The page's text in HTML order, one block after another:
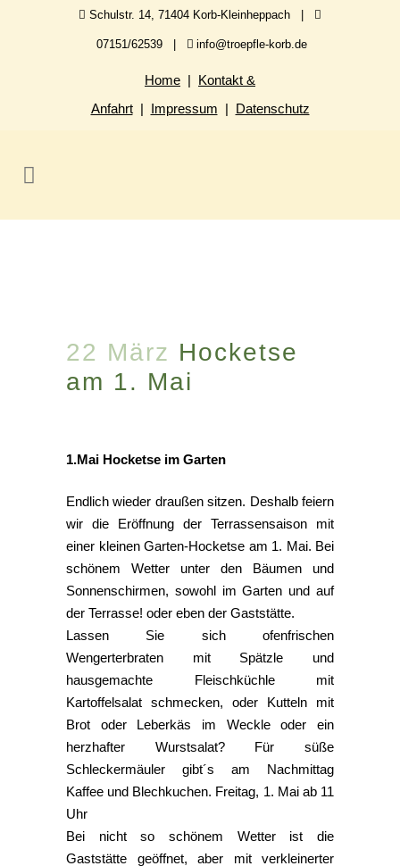
Schulstr. 14, 71404 Korb-Kleinheppach |
07151/62539 | info@troepfle-korb.de
Home | Kontakt &
Anfahrt| Impressum | Datenschutz
22 März Hocketse
am 1. Mai
1.Mai Hocketse im Garten
Endlich wieder draußen sitzen. Deshalb feiern
wir die Eröffnung der Terrassensaison mit
einer kleinen Garten-Hocketse am 1. Mai. Bei
schönem Wetter unter den Bäumen und
Sonnenschirmen, sowohl im Garten und auf
der Terrasse! oder eben der Gaststätte.
Lassen Sie sich ofenfrischen
Wengerterbraten mit Spätzle und
hausgemachte Fleischküchle mit
Kartoffelsalat schmecken, oder Kutteln mit
Brot oder Leberkäs im Weckle oder ein
herzhafter Wurstsalat? Für süße
Schleckermäuler gibt´s am Nachmittag
Kaffee und Blechkuchen. Freitag, 1. Mai ab 11
Uhr
Bei nicht so schönem Wetter ist die
Gaststätte geöffnet, aber mit verkleinerter